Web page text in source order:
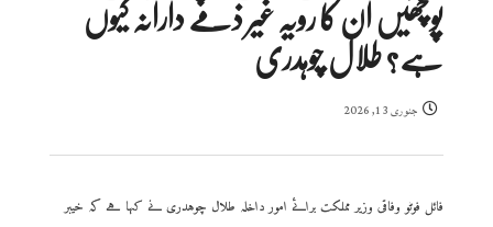
پوچھیں اُن کا رویہ غیر ذمے دارانہ کیوں
ہے؟ طلال چوہدری
جنوری 13, 2026
فائل فوٹو وفاقی وزیر مملکت برائے امور داخلہ طلال چوہدری نے کہا ہے کہ خیبر